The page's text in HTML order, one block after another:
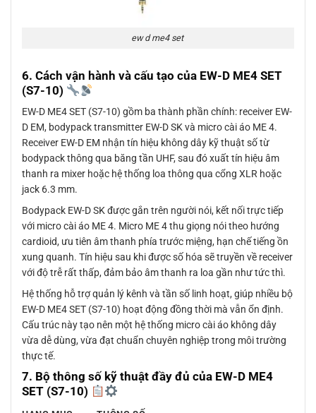
ew d me4 set
6. Cách vận hành và cấu tạo của EW-D ME4 SET
(S7-10)
EW-D ME4 SET (S7-10) gồm ba thành phần chính: receiver EW-
D EM, bodypack transmitter EW-D SK và micro cài áo ME 4.
Receiver EW-D EM nhận tín hiệu không dây kỹ thuật số từ
bodypack thông qua băng tần UHF, sau đó xuất tín hiệu âm
thanh ra mixer hoặc hệ thống loa thông qua cổng XLR hoặc
jack 6.3 mm.
Bodypack EW-D SK được gắn trên người nói, kết nối trực tiếp
với micro cài áo ME 4. Micro ME 4 thu giọng nói theo hướng
cardioid, ưu tiên âm thanh phía trước miệng, hạn chế tiếng ồn
xung quanh. Tín hiệu sau khi được số hóa sẽ truyền về receiver
với độ trễ rất thấp, đảm bảo âm thanh ra loa gần như tức thì.
Hệ thống hỗ trợ quản lý kênh và tần số linh hoạt, giúp nhiều bộ
EW-D ME4 SET (S7-10) hoạt động đồng thời mà vẫn ổn định.
Cấu trúc này tạo nên một hệ thống micro cài áo không dây
vừa dễ dùng, vừa đạt chuẩn chuyên nghiệp trong môi trường
thực tế.
7. Bộ thông số kỹ thuật đầy đủ của EW-D ME4
SET (S7-10)